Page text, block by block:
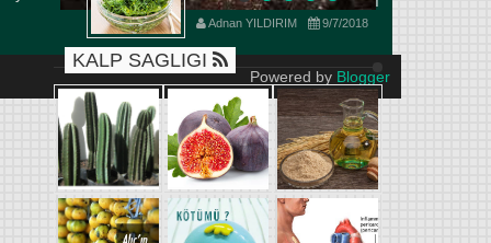
KALP SAGLIGI
Adnan YILDIRIM 9/7/2018
Powered by Blogger